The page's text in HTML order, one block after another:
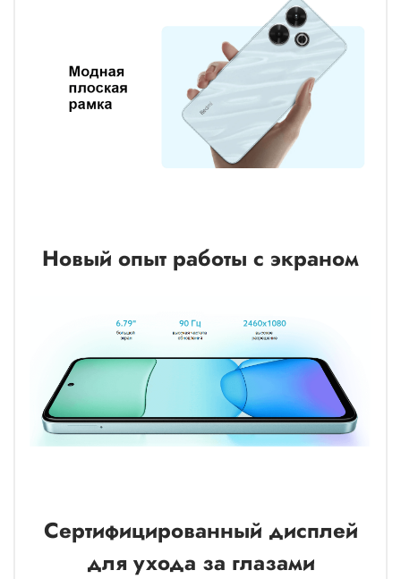
Новый опыт работы с экраном
Сертифицированный дисплей
для ухода за глазами